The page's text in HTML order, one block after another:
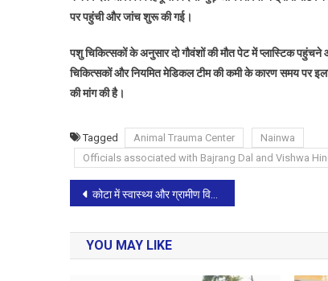
पर पहुंची और जांच शुरू की गई।
पशु चिकित्सकों के अनुसार दो गौवंशों की मौत पेट में प्लास्टिक पहुंचने
चिकित्सकों और नियमित मेडिकल टीम की कमी के कारण समय पर
की मांग की है।
Tagged Animal Trauma Center
Nainwa
Officials associated with Bajrang Dal and Vishwa
Post
navigation
कोटा में स्वास्थ्य और ग्रामीण विकास परियोजनाओं पर जोर,ओम बिरला ने अस्पताल सुविधाओं और 18 करोड़ से अधिक के कार्यों की समीक्षा की
YOU MAY LIKE